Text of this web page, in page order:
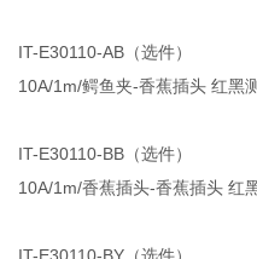
IT-E30110-AB（选件）
10A/1m/鳄鱼夹-香蕉插头 红黑
IT-E30110-BB（选件）
10A/1m/香蕉插头-香蕉插头 红
IT-E30110-BY（选件）